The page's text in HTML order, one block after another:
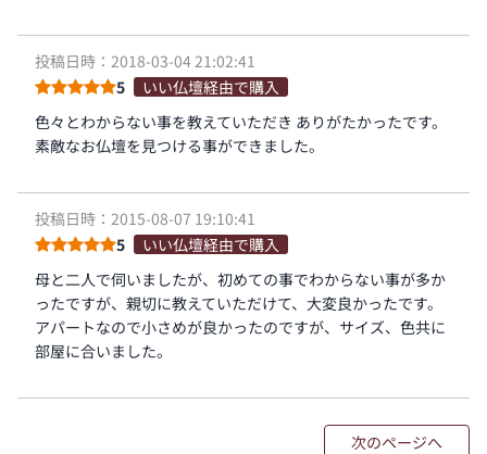
投稿日時：2018-03-04 21:02:41
5
いい仏壇経由で購入
色々とわからない事を教えていただき ありがたかったです。
素敵なお仏壇を見つける事ができました。
投稿日時：2015-08-07 19:10:41
5
いい仏壇経由で購入
母と二人で伺いましたが、初めての事でわからない事が多か
ったですが、親切に教えていただけて、大変良かったです。
アパートなので小さめが良かったのですが、サイズ、色共に
部屋に合いました。
次のページへ